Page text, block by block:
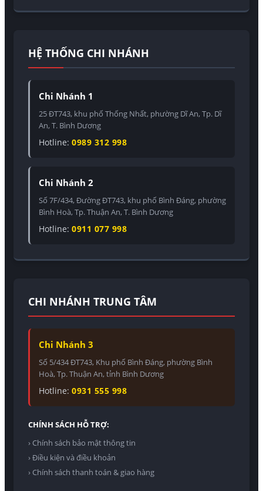
HỆ THỐNG CHI NHÁNH
Chi Nhánh 1
25 ĐT743, khu phố Thống Nhất, phường Dĩ An, Tp. Dĩ
An, T. Bình Dương
Hotline: 0989 312 998
Chi Nhánh 2
Số 7F/434, Đường ĐT743, khu phố Bình Đáng, phường
Bình Hoà, Tp. Thuận An, T. Bình Dương
Hotline: 0911 077 998
CHI NHÁNH TRUNG TÂM
Chi Nhánh 3
Số 5/434 ĐT743, Khu phố Bình Đáng, phường Bình
Hoà, Tp. Thuận An, tỉnh Bình Dương
Hotline: 0931 555 998
CHÍNH SÁCH HỖ TRỢ:
› Chính sách bảo mật thông tin
› Điều kiện và điều khoản
› Chính sách thanh toán & giao hàng